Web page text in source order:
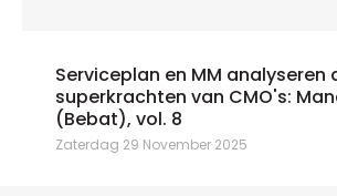
Serviceplan en MM analyseren
superkrachten van CMO's:
(Bebat), vol. 8
Zaterdag 29 November 2025